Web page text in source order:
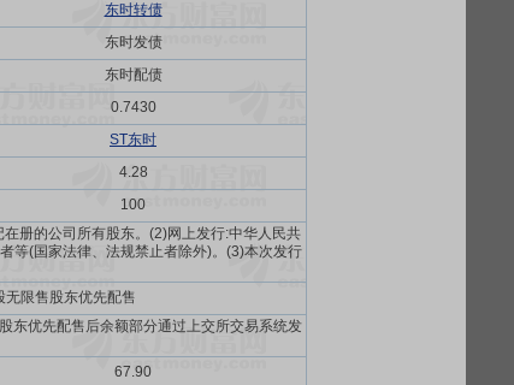
东时转债
东时发债
东时配债
0.7430
ST东时
4.28
100
册的公司所有股东。(2)网上发行:中华人民共
等(国家法律、法规禁止者除外)。(3)本次发行
限售股东优先配售
东优先配售后余额部分通过上交所交易系统发
67.90